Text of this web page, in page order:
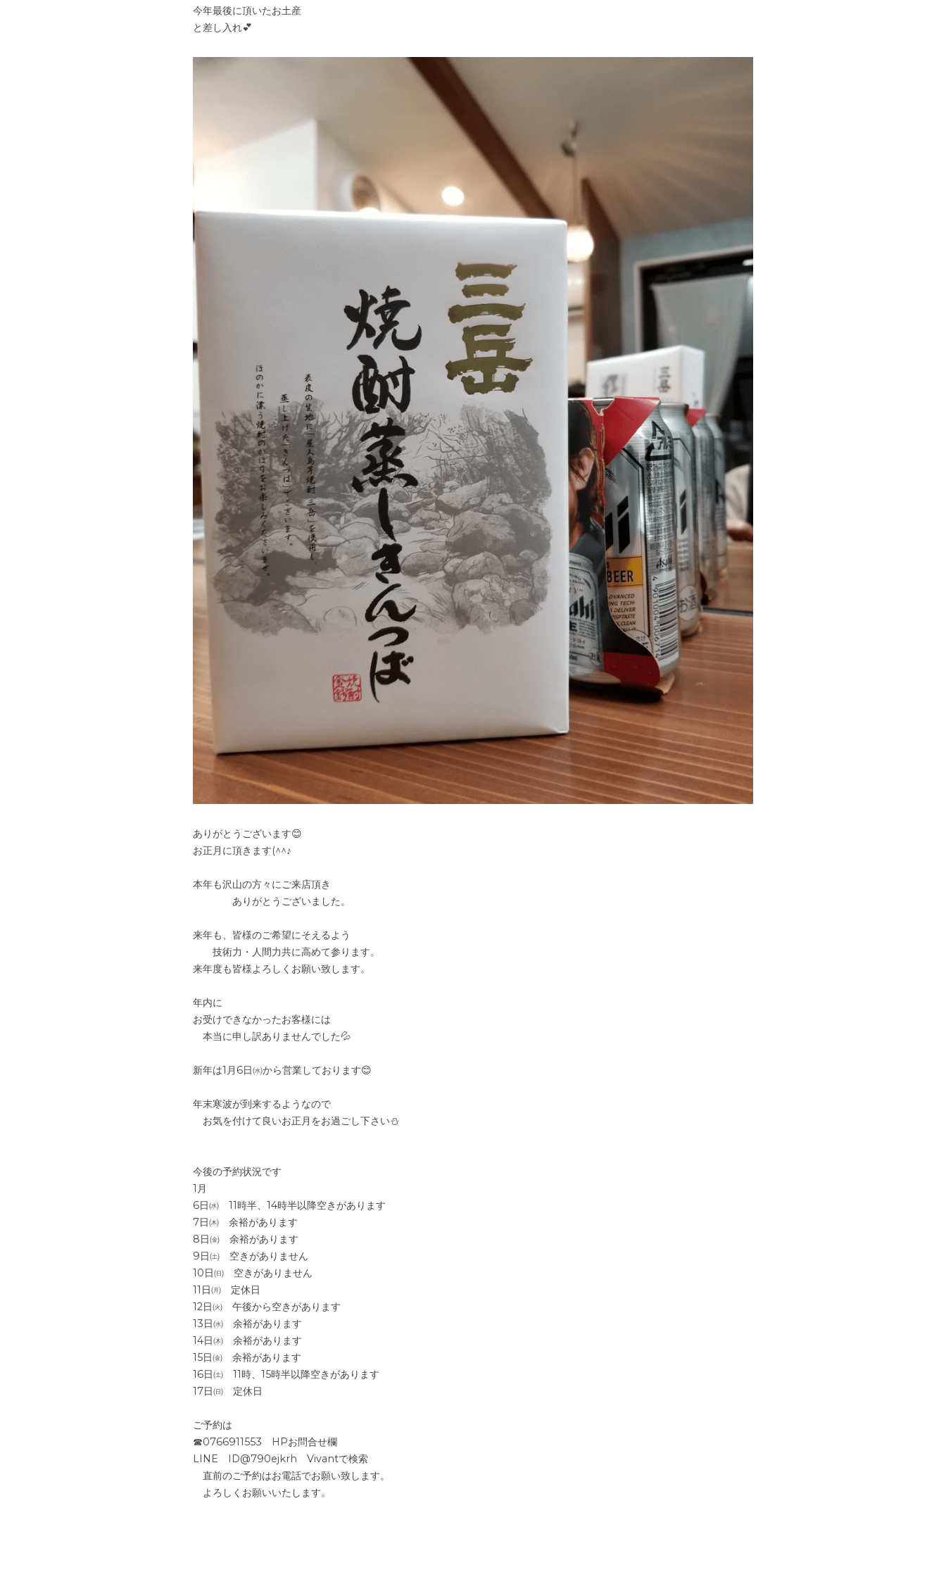
今年最後に頂いたお土産
と差し入れ💕
ありがとうございます😊
お正月に頂きます(^^♪
本年も沢山の方々にご来店頂き
ありがとうございました。
来年も、皆様のご希望にそえるよう
技術力・人間力共に高めて参ります。
来年度も皆様よろしくお願い致します。
年内に
お受けできなかったお客様には
本当に申し訳ありませんでした💦
新年は1月6日㈬から営業しております😊
年末寒波が到来するようなので
お気を付けて良いお正月をお過ごし下さい⛄
今後の予約状況です
1月
6日㈬　11時半、14時半以降空きがあります
7日㈭　余裕があります
8日㈮　余裕があります
9日㈯　空きがありません
10日㈰　空きがありません
11日㈪　定休日
12日㈫　午後から空きがあります
13日㈬　余裕があります
14日㈭　余裕があります
15日㈮　余裕があります
16日㈯　11時、15時半以降空きがあります
17日㈰　定休日
ご予約は
☎0766911553　HPお問合せ欄
LINE　ID@790ejkrh　Vivantで検索
直前のご予約はお電話でお願い致します。
よろしくお願いいたします。